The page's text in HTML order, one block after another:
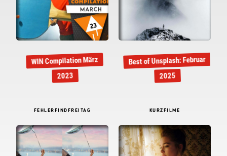
WIN Compilation März
2023
Best of Unsplash: Februar
2025
FEHLERFINDFREITAG KURZFILME